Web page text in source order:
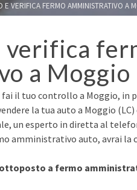
E VERIFICA FERMO AMMINISTRATIVO A
verifica
a Moggio
il tuo controllo a Moggio, in
la tua auto a Moggio
un esperto in diretta al
amministrativo auto, avrai la
a fermo